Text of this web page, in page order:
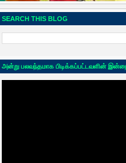
SEARCH THIS BLOG
அன்று பலவந்தமாக பிடிக்கப்பட்டவளின்